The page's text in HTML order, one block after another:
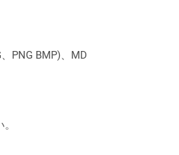
PNG BMP)、MD